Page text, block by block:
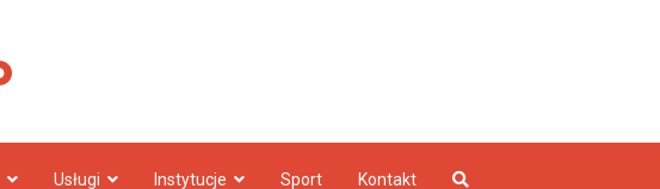
Usługi Instytucje Sport Kontakt